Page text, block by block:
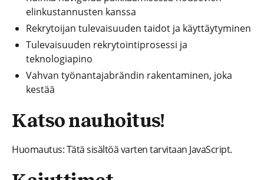
elinkustannusten kanssa
Rekrytoijan tulevaisuuden taidot ja käyttäytyminen
Tulevaisuuden rekrytointiprosessi ja
teknologiapino
Vahvan työnantajabrändin rakentaminen, joka
kestää
Katso nauhoitus!
Huomautus: Tätä sisältöä varten tarvitaan JavaScript.